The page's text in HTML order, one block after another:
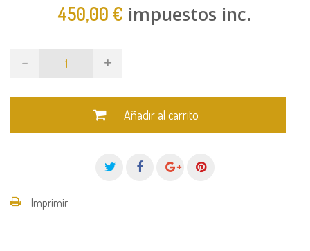
450,00 € impuestos inc.
- +
Añadir al carrito
Imprimir